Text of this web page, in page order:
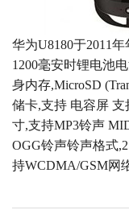
华为U8180于2011
1200毫安时锂电池
身内存,MicroSD
储卡,支持 电容屏 支
寸,支持MP3铃声
OGG铃声铃声格式
持WCDMA/GSM网